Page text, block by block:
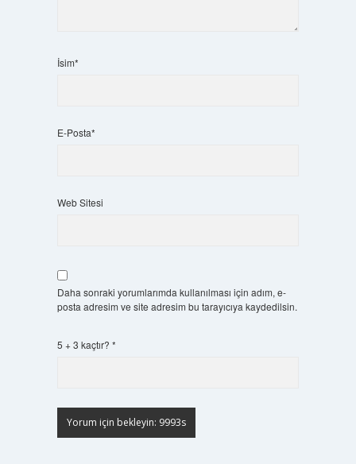
İsim*
E-Posta*
Web Sitesi
Daha sonraki yorumlarımda kullanılması için adım, e-
posta adresim ve site adresim bu tarayıcıya kaydedilsin.
5 + 3 kaçtır? *